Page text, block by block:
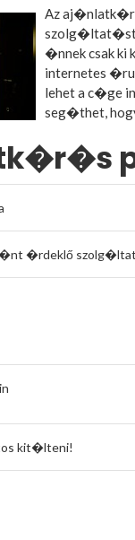
Az
�nnek csak
internetes
lehet a c�ge
seg�thet,
�nt �rdeklő
kit�lteni!